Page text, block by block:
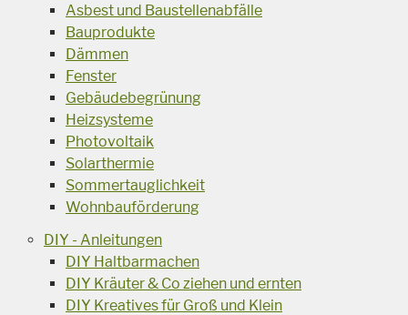
Asbest und Baustellenabfälle
Bauprodukte
Dämmen
Fenster
Gebäudebegrünung
Heizsysteme
Photovoltaik
Solarthermie
Sommertauglichkeit
Wohnbauförderung
DIY - Anleitungen
DIY Haltbarmachen
DIY Kräuter & Co ziehen und ernten
DIY Kreatives für Groß und Klein